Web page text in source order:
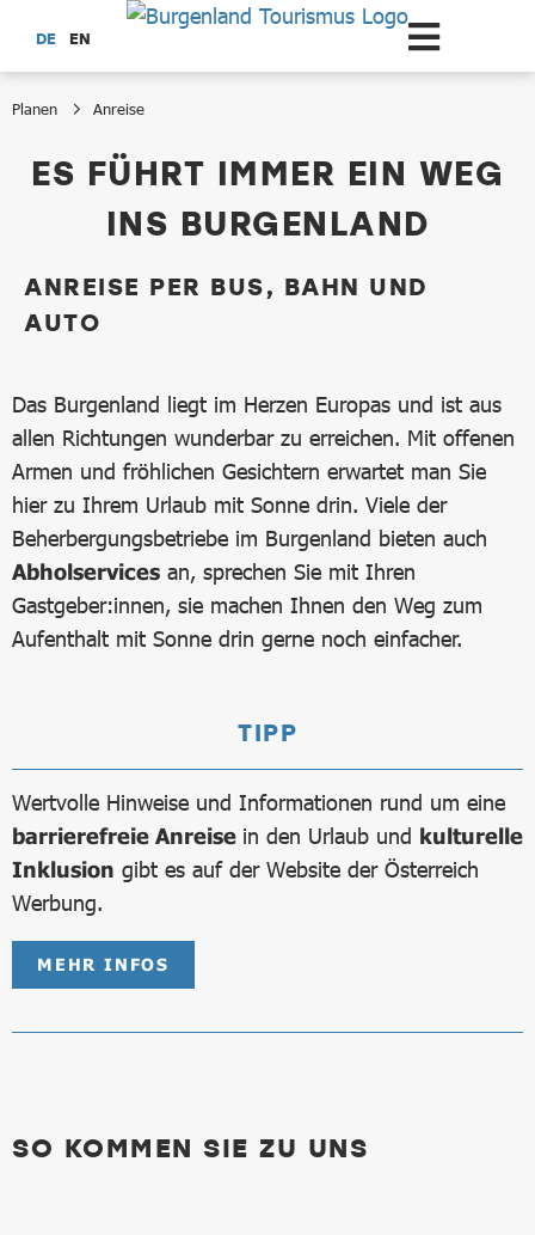
Zum Hauptinhalt springen
DE EN
Planen Anreise
AnreiseES FÜHRT IMMER EIN WEG
INS BURGENLAND
ANREISE PER BUS, BAHN UND
AUTO
Das Burgenland liegt im Herzen Europas und ist aus
allen Richtungen wunderbar zu erreichen. Mit offenen
Armen und fröhlichen Gesichtern erwartet man Sie
hier zu Ihrem Urlaub mit Sonne drin. Viele der
Beherbergungsbetriebe im Burgenland bieten auch
Abholservices an, sprechen Sie mit Ihren
Gastgeber:innen, sie machen Ihnen den Weg zum
Aufenthalt mit Sonne drin gerne noch einfacher.
TIPP
Wertvolle Hinweise und Informationen rund um eine
barrierefreie Anreise in den Urlaub und kulturelle
Inklusion gibt es auf der Website der Österreich
Werbung.
MEHR INFOS
SO KOMMEN SIE ZU UNS